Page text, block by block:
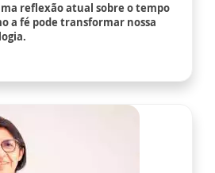
reflexão atual sobre o tempo
a fé pode transformar nossa